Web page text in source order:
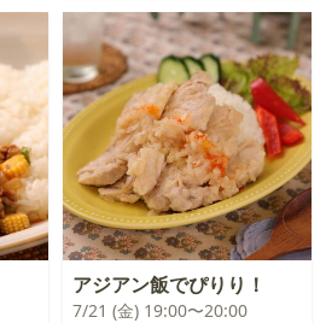
アジアン飯でぴりり！
7/21 (金) 19:00〜20:00